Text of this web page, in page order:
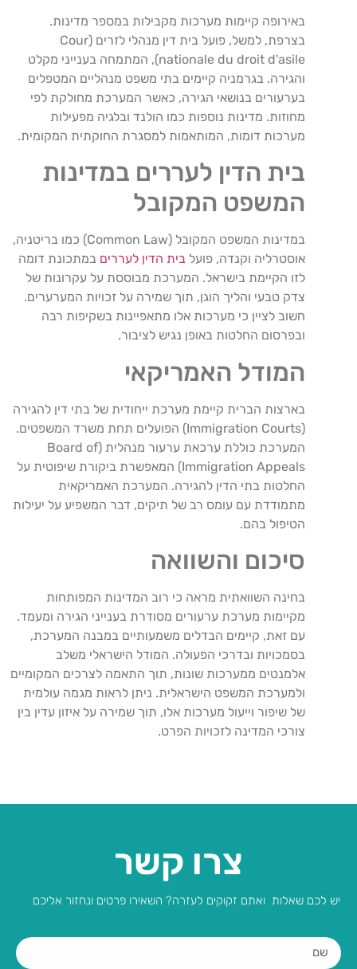
באירופה קיימות מערכות מקבילות במספר מדינות.
בצרפת, למשל, פועל בית דין מנהלי לזרים (Cour
nationale du droit d'asile), המתמחה בענייני מקלט
והגירה. בגרמניה קיימים בתי משפט מנהליים המטפלים
בערעורים בנושאי הגירה, כאשר המערכת מחולקת לפי
מחוזות. מדינות נוספות כמו הולנד ובלגיה מפעילות
מערכות דומות, המותאמות למסגרת החוקתית המקומית.
בית הדין לעררים במדינות
המשפט המקובל
במדינות המשפט המקובל (Common Law) כמו בריטניה,
אוסטרליה וקנדה, פועל בית הדין לעררים במתכונת דומה
לזו הקיימת בישראל. המערכת מבוססת על עקרונות של
צדק טבעי והליך הוגן, תוך שמירה על זכויות המערערים.
חשוב לציין כי מערכות אלו מתאפיינות בשקיפות רבה
ובפרסום החלטות באופן נגיש לציבור.
המודל האמריקאי
בארצות הברית קיימת מערכת ייחודית של בתי דין להגירה
(Immigration Courts) הפועלים תחת משרד המשפטים.
המערכת כוללת ערכאת ערעור מנהלית (Board of
Immigration Appeals) המאפשרת ביקורת שיפוטית על
החלטות בתי הדין להגירה. המערכת האמריקאית
מתמודדת עם עומס רב של תיקים, דבר המשפיע על יעילות
הטיפול בהם.
סיכום והשוואה
בחינה השוואתית מראה כי רוב המדינות המפותחות
מקיימות מערכת ערעורים מסודרת בענייני הגירה ומעמד.
עם זאת, קיימים הבדלים משמעותיים במבנה המערכת,
בסמכויות ובדרכי הפעולה. המודל הישראלי משלב
אלמנטים ממערכות שונות, תוך התאמה לצרכים המקומיים
ולמערכת המשפט הישראלית. ניתן לראות מגמה עולמית
של שיפור וייעול מערכות אלו, תוך שמירה על איזון עדין בין
צורכי המדינה לזכויות הפרט.
צרו קשר
יש לכם שאלות ואתם זקוקים לעזרה? השאירו פרטים ונחזור אליכם